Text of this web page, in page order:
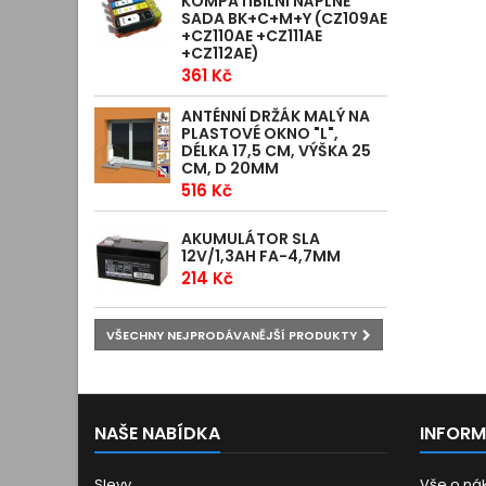
SADA BK+C+M+Y (CZ109AE
+CZ110AE +CZ111AE
+CZ112AE)
361 Kč
ANTÉNNÍ DRŽÁK MALÝ NA
PLASTOVÉ OKNO "L",
DÉLKA 17,5 CM, VÝŠKA 25
CM, D 20MM
516 Kč
AKUMULÁTOR SLA
12V/1,3AH FA-4,7MM
214 Kč
VŠECHNY NEJPRODÁVANĚJŠÍ PRODUKTY
NAŠE NABÍDKA